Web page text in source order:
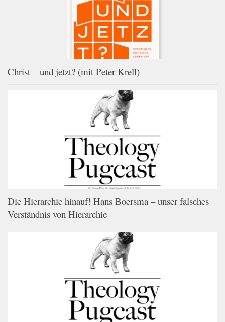
Christ – und jetzt? (mit Peter Krell)
Die Hierarchie hinauf! Hans Boersma – unser falsches
Verständnis von Hierarchie